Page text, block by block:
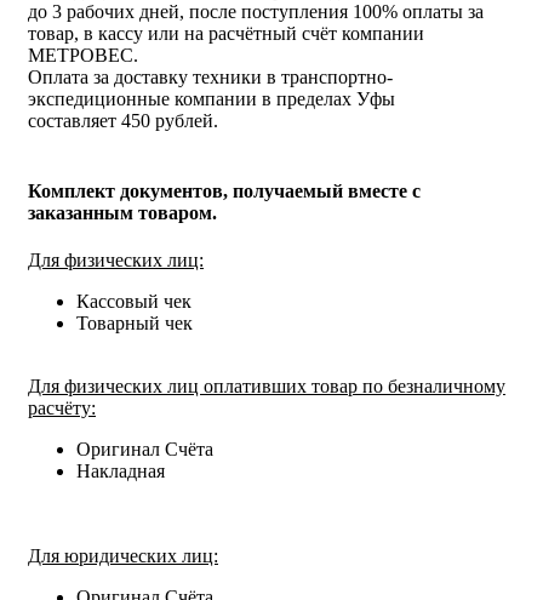
до 3 рабочих дней, после поступления 100% оплаты за
товар, в кассу или на расчётный счёт компании
МЕТРОВЕС.
Оплата за доставку техники в транспортно-
экспедиционные компании в пределах Уфы
составляет 450 рублей.
Комплект документов, получаемый вместе с
заказанным товаром.
Для физических лиц:
Кассовый чек
Товарный чек
Для физических лиц оплативших товар по безналичному
расчёту:
Оригинал Счёта
Накладная
Для юридических лиц: